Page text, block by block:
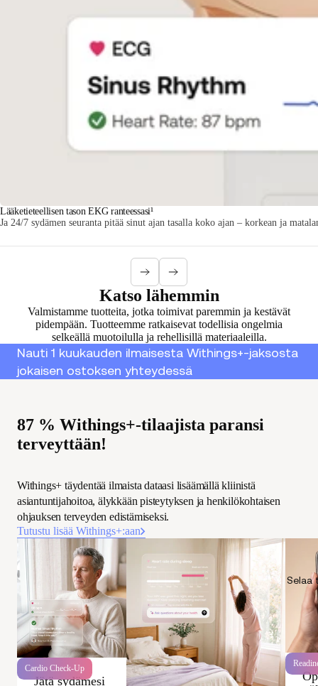
Selaa
Lääketieteellisen tason EKG ranteessasi¹
Ja 24/7 sydämen seuranta pitää sinut ajan tasalla koko ajan – korkean ja
Katso lähemmin
Valmistamme tuotteita, jotka toimivat paremmin ja kestävät
pidempään. Tuotteemme ratkaisevat todellisia ongelmia
selkeällä muotoilulla ja rehellisillä materiaaleilla.
Nauti 1 kuukauden ilmaisesta Withings+-jaksosta
jokaisen ostoksen yhteydessä
87 % Withings+-tilaajista paransi
terveyttään!
Withings+ täydentää ilmaista dataasi lisäämällä kliinistä
asiantuntijahoitoa, älykkään pisteytyksen ja henkilökohtaisen
ohjauksen terveyden edistämiseksi.
Tutustu lisää Withings+:aan
Cardio Check-Up
Jätä sydämesi